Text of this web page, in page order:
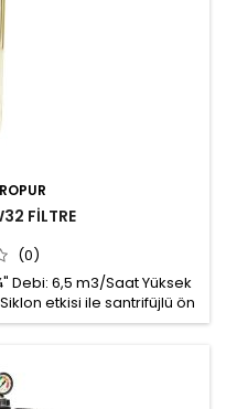
FİLTRE
(0)
Debi: 6,5 m3/Saat Yüksek
etkisi ile santrifüjlü ön
kartuşlarının sürekli